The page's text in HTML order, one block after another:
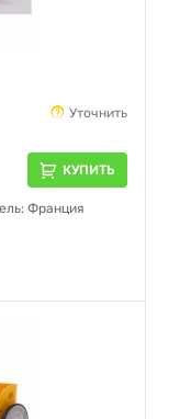
Уточнить
КУПИТЬ
Франция